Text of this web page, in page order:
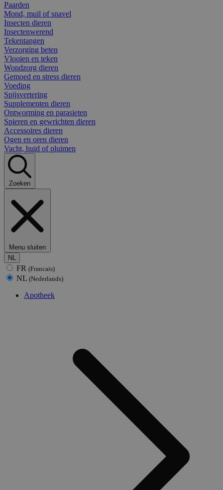
Paarden
Mond, muil of snavel
Insecten dieren
Insectenwerend
Tekentangen
Verzorging beten
Vlooien en teken
Wondzorg dieren
Gemoed en stress dieren
Voeding
Spijsvertering
Supplementen dieren
Ontworming en parasieten
Spieren en gewrichten dieren
Accessoires dieren
Ogen en oren dieren
Vacht, huid of pluimen
Zoeken
Menu sluiten
NL
FR (Francais)
NL (Nederlands)
Apotheek